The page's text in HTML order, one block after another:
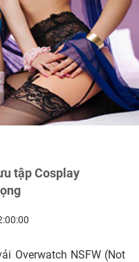
tập Cosplay
Overwatch NSFW (Not